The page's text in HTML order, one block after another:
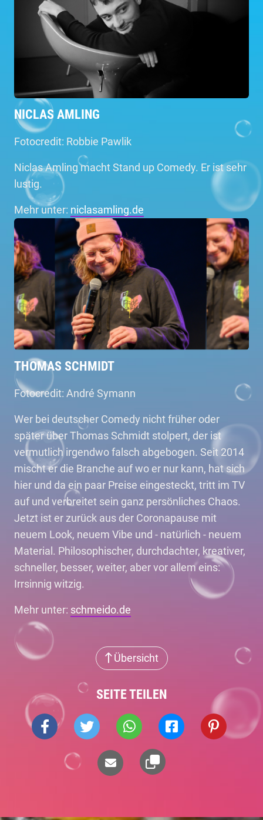
NICLAS AMLING
Fotocredit: Robbie Pawlik
Niclas Amling macht Stand up Comedy. Er ist sehr
lustig.
Mehr unter: niclasamling.de
THOMAS SCHMIDT
Fotocredit: André Symann
Wer bei deutscher Comedy nicht früher oder
später über Thomas Schmidt stolpert, der ist
vermutlich irgendwo falsch abgebogen. Seit 2014
mischt er die Branche auf wo er nur kann, hat sich
hier und da ein paar Preise eingesteckt, tritt im TV
auf und verbreitet sein ganz persönliches Chaos.
Jetzt ist er zurück aus der Coronapause mit
neuem Look, neuem Vibe und - natürlich - neuem
Material. Philosophischer, durchdachter, kreativer,
schneller, besser, weiter, aber vor allem eins:
Irrsinnig witzig.
Mehr unter: schmeido.de
Übersicht
SEITE TEILEN